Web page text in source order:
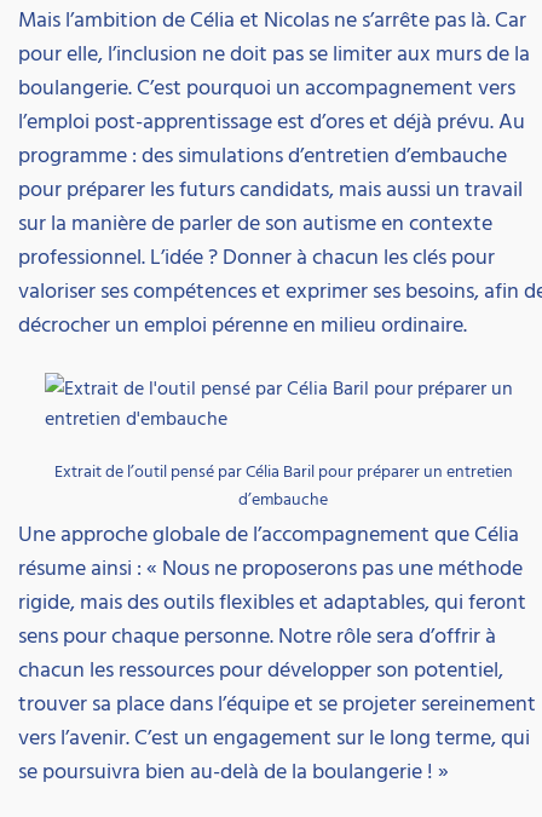
Mais l’ambition de Célia et Nicolas ne s’arrête pas là. Car
pour elle, l’inclusion ne doit pas se limiter aux murs de la
boulangerie. C’est pourquoi un accompagnement vers
l’emploi post-apprentissage est d’ores et déjà prévu. Au
programme : des simulations d’entretien d’embauche
pour préparer les futurs candidats, mais aussi un travail
sur la manière de parler de son autisme en contexte
professionnel. L’idée ? Donner à chacun les clés pour
valoriser ses compétences et exprimer ses besoins, afin
décrocher un emploi pérenne en milieu ordinaire.
Extrait de l’outil pensé par Célia Baril pour préparer un entretien
d’embauche
Une approche globale de l’accompagnement que Célia
résume ainsi : « Nous ne proposerons pas une méthode
rigide, mais des outils flexibles et adaptables, qui feront
sens pour chaque personne. Notre rôle sera d’offrir à
chacun les ressources pour développer son potentiel,
trouver sa place dans l’équipe et se projeter sereinement
vers l’avenir. C’est un engagement sur le long terme, qui
se poursuivra bien au-delà de la boulangerie ! »